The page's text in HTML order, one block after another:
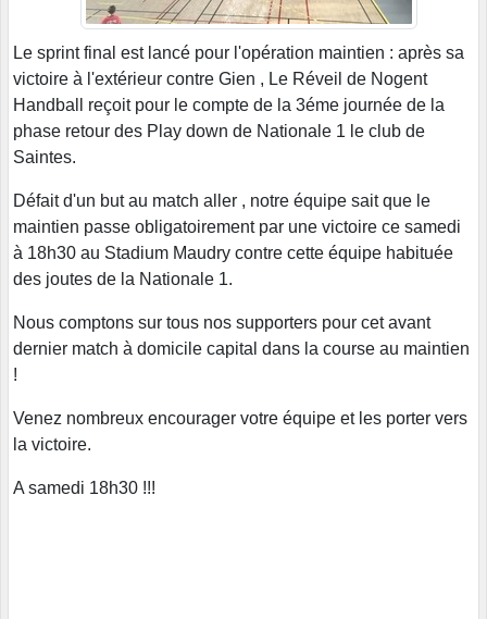
Le sprint final est lancé pour l'opération maintien : après sa
victoire à l'extérieur contre Gien , Le Réveil de Nogent
Handball reçoit pour le compte de la 3éme journée de la
phase retour des Play down de Nationale 1 le club de
Saintes.
Défait d'un but au match aller , notre équipe sait que le
maintien passe obligatoirement par une victoire ce samedi
à 18h30 au Stadium Maudry contre cette équipe habituée
des joutes de la Nationale 1.
Nous comptons sur tous nos supporters pour cet avant
dernier match à domicile capital dans la course au maintien
!
Venez nombreux encourager votre équipe et les porter vers
la victoire.
A samedi 18h30 !!!